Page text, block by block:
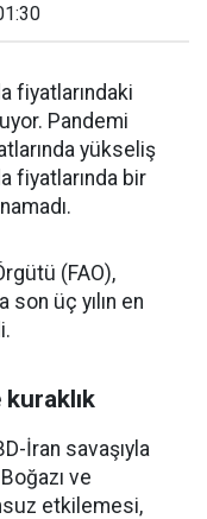
fiyatlarındaki
Pandemi
yükseliş
fiyatlarında bir
(FAO),
son üç yılın en
İran savaşıyla
ve
etkilemesi,